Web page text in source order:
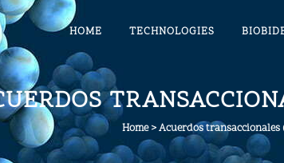
HOME TECHNOLOGIES
Home>Acuerdos transaccionales